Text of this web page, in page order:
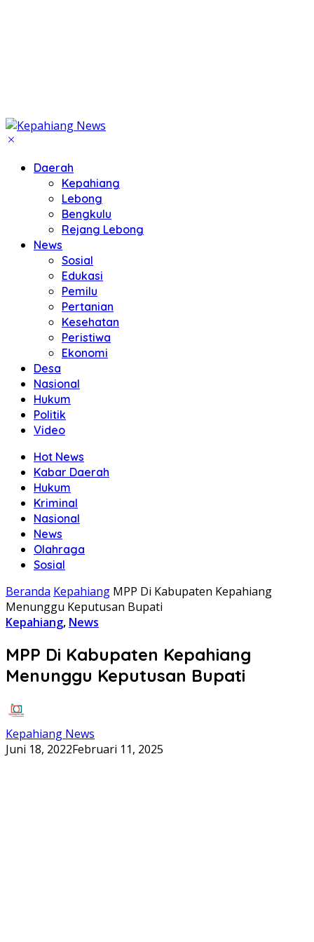
Daerah
Kepahiang
Lebong
Bengkulu
Rejang Lebong
News
Sosial
Edukasi
Pemilu
Pertanian
Kesehatan
Peristiwa
Ekonomi
Desa
Nasional
Hukum
Politik
Video
Hot News
Kabar Daerah
Hukum
Kriminal
Nasional
News
Olahraga
Sosial
Beranda Kepahiang MPP Di Kabupaten Kepahiang
Menunggu Keputusan Bupati
Kepahiang, News
MPP Di Kabupaten Kepahiang
Menunggu Keputusan Bupati
Kepahiang News
Juni 18, 2022Februari 11, 2025